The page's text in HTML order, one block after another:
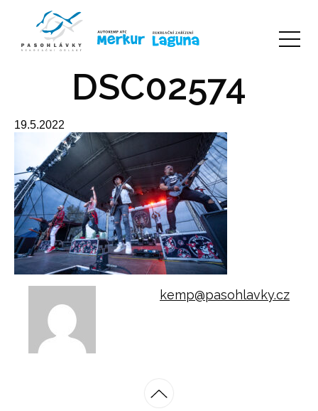
DSC02574
19.5.2022
kemp@pasohlavky.cz